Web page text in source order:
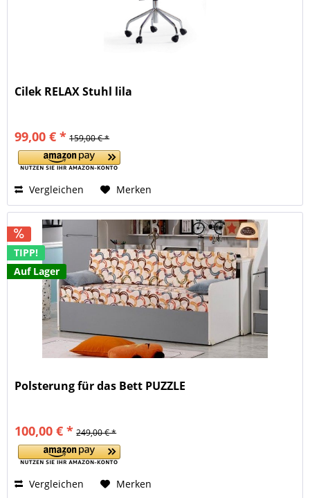
Cilek RELAX Stuhl lila
99,00 € * 159,00 € *
Vergleichen Merken
TIPP!
Auf Lager
Polsterung für das Bett PUZZLE
100,00 € * 249,00 € *
Vergleichen Merken